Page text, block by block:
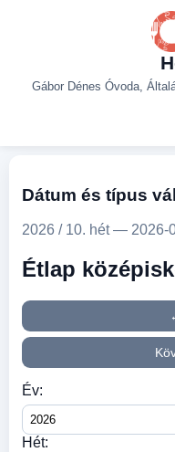
Gábor Dénes Óvoda,
Dátum és típus
2026 / 10. hét — 2026-
Étlap
Év:
Hét: